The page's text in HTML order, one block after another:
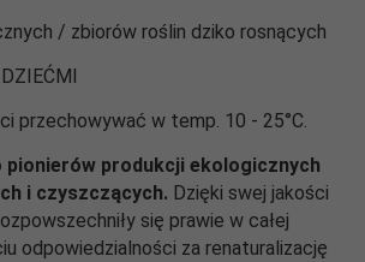
/ zbiorów roślin dziko rosnących
przechowywać w temp. 10 - 25°C.
pionierów produkcji ekologicznych
i czyszczących. Dzięki swej jakości
się prawie w całej
odpowiedzialności za renaturalizację